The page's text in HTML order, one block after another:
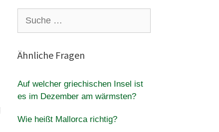
nach:
Ähnliche Fragen
Auf welcher griechischen Insel ist
es im Dezember am wärmsten?
Wie heißt Mallorca richtig?